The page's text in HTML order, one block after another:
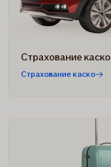
Страхование каско
Страхование каско